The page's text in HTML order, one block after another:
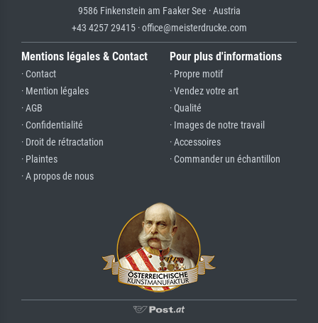
9586 Finkenstein am Faaker See · Austria
+43 4257 29415 · office@meisterdrucke.com
Mentions légales & Contact
· Contact
· Mention légales
· AGB
· Confidentialité
· Droit de rétractation
· Plaintes
· A propos de nous
Pour plus d'informations
· Propre motif
· Vendez votre art
· Qualité
· Images de notre travail
· Accessoires
· Commander un échantillon